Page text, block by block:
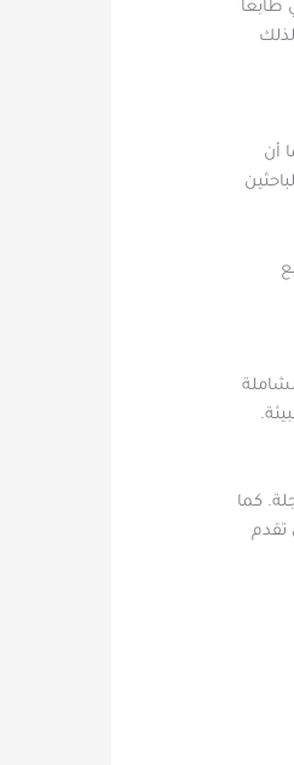
طابعاً
أن
كما
تقدم